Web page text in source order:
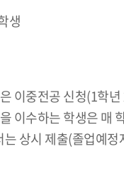
생
이중전공 신청(1학
이수하는 학생은 매
상시 제출(졸업예